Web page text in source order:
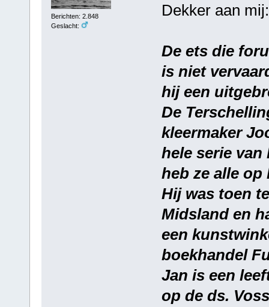
Berichten: 2.848
Geslacht:
Dekker aan mij:
De ets die
is niet
hij een
De
kleermaker
hele serie van
heb ze alle op
Hij was toen
Midsland en
een
boekhandel
Jan is een
op de ds.